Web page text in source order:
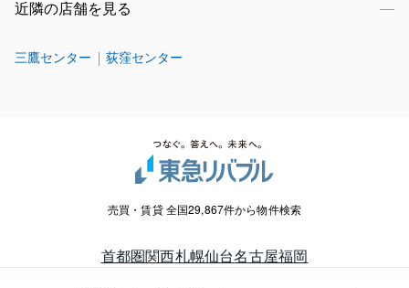
近隣の店舗を見る
三鷹センター 荻窪センター
売買・賃貸 全国29,867件から物件検索
首都圏関西札幌仙台名古屋福岡